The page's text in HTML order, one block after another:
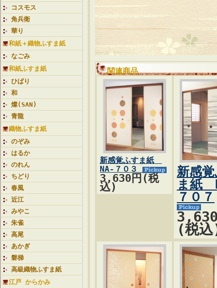
コスモス
角兵衛
華り
和紙＋織物ふすま紙
なごみ
和紙ふすま紙
ひばり
和
燦(SAN)
青龍
織物ふすま紙
のぞみ
はるか
のれん
ちどり
春風
近江
みやこ
朱雀
高尾
あかぎ
磐梯
高級織物ふすま紙
江戸 からかみ
関連商品
新感覚ふすま紙
NA-７０３
3,630円(税
込)
新感
ま紙
７０７
(税